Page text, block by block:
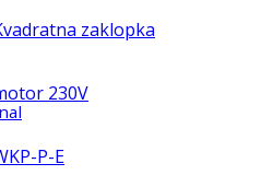
zaklopka
230V
P-E